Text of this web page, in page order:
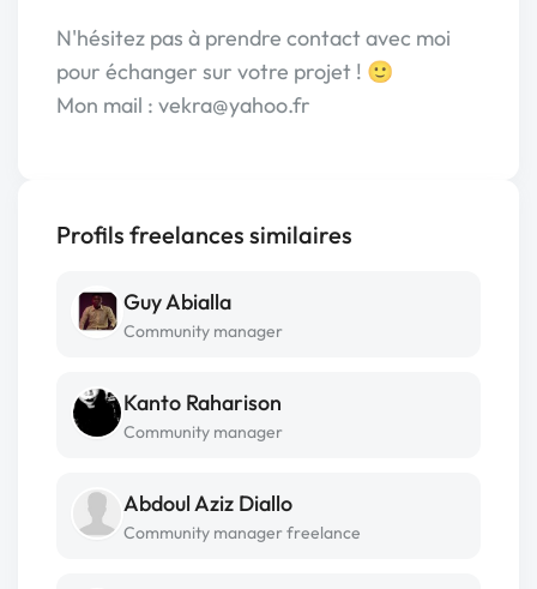
N'hésitez pas à prendre contact avec moi
pour échanger sur votre projet ! 🙂
Mon mail : vekra@yahoo.fr
Profils freelances similaires
Guy Abialla
Community manager
Kanto Raharison
Community manager
Abdoul Aziz Diallo
Community manager freelance